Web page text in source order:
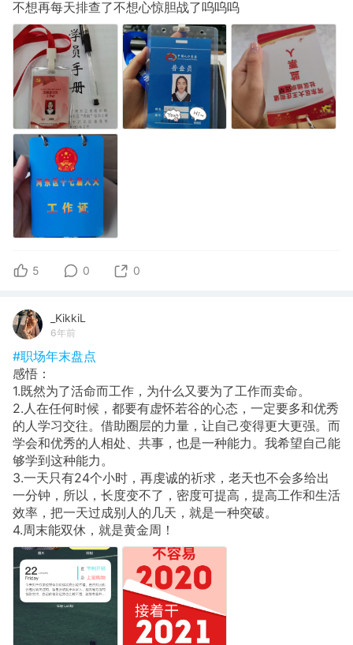
不想再每天排查了不想心惊胆战了呜呜呜
5 0 0
_KikkiL
6年前
#职场年末盘点
感悟：
1.既然为了活命而工作，为什么又要为了工作而卖命。
2.人在任何时候，都要有虚怀若谷的心态，一定要多和优秀
的人学习交往。借助圈层的力量，让自己变得更大更强。而
学会和优秀的人相处、共事，也是一种能力。我希望自己能
够学到这种能力。
3.一天只有24个小时，再虔诚的祈求，老天也不会多给出
一分钟，所以，长度变不了，密度可提高，提高工作和生活
效率，把一天过成别人的几天，就是一种突破。
4.周末能双休，就是黄金周！